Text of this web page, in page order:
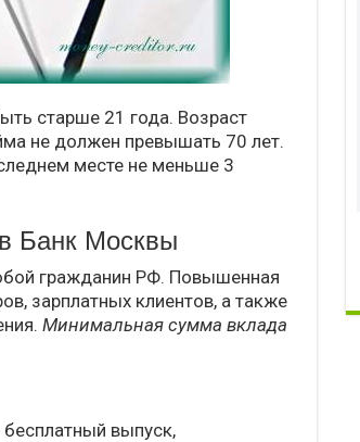
старше 21 года. Возраст
не должен превышать 70 лет.
месте не меньше 3
Банк Москвы
гражданин РФ. Повышенная
зарплатных клиентов, а также
Минимальная сумма вклада
выпуск,